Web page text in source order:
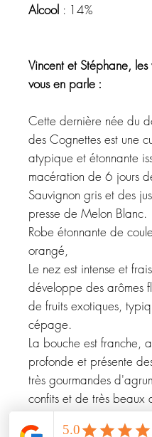
Alcool : 14%
Vincent et Stéphane, les
vous en parle :
Cette dernière née du
des Cognettes est une
atypique et étonnante
macération de 6 jours
Sauvignon gris et des
presse de Melon Blanc.
Robe étonnante de
orangé,
Le nez est intense et
développe des arômes
de fruits exotiques,
cépage.
La bouche est franche,
profonde et présente
très gourmandes
confits et de très beaux
finale.